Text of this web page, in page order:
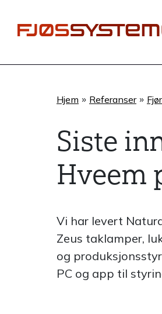
rett
Hjem » Referanser»
Siste
Hveem
Vi har levert
Zeus taklamper,
og
PC og app til